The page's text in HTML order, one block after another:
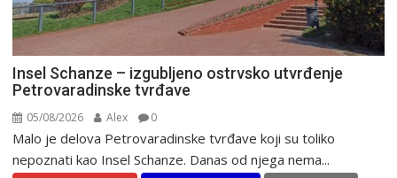
Insel Schanze – izgubljeno ostrvsko utvrđenje
Petrovaradinske tvrđave
05/08/2026 Alex 0
Malo je delova Petrovaradinske tvrđave koji su toliko
nepoznati kao Insel Schanze. Danas od njega nema...